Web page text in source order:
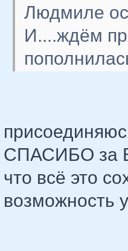
Людмиле
И....ждём
СПАСИБО за
что всё это
возможность